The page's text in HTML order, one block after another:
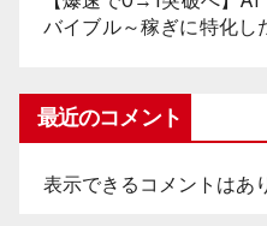
バイブル～稼ぎに特化し
最近のコメント
表示できるコメントはあ